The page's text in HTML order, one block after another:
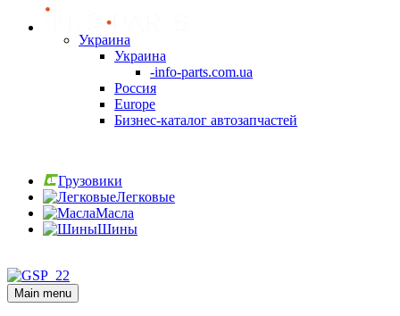
Украина
Украина
-info-parts.com.ua
Россия
Europe
Бизнес-каталог автозапчастей
Грузовики
Легковые
Масла
Шины
Main menu